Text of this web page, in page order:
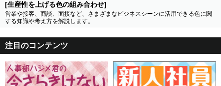
[生産性を上げる色の組み合わせ]
営業や接客、商談、面接など、さまざまなビジネスシーンに活用できる色に関
する知識や考え方を解説します。
注目のコンテンツ